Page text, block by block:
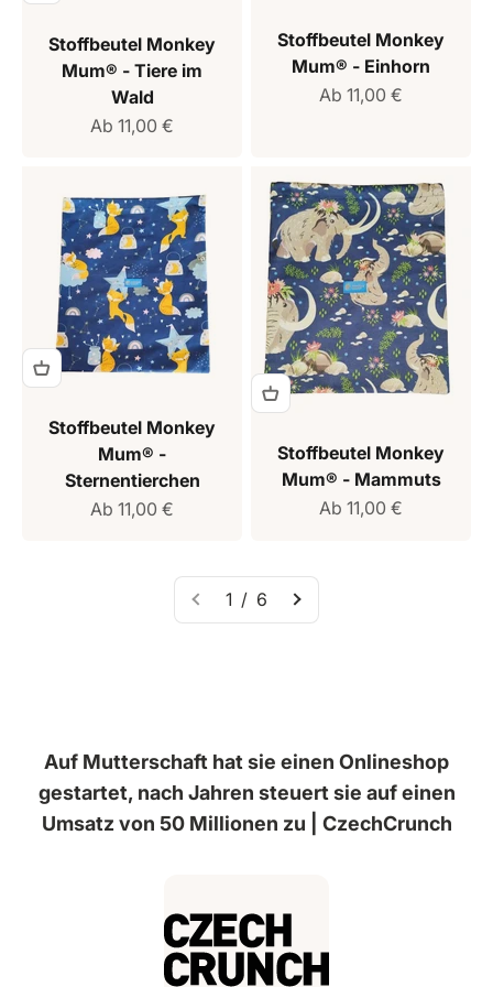
Stoffbeutel Monkey
Mum® - Tiere im
Wald
Verkaufspreis
Ab 11,00 €
Stoffbeutel Monkey
Mum® - Einhorn
Verkaufspreis
Ab 11,00 €
Stoffbeutel Monkey
Mum® -
Sternentierchen
Verkaufspreis
Ab 11,00 €
Stoffbeutel Monkey
Mum® - Mammuts
Verkaufspreis
Ab 11,00 €
1 / 6
Auf Mutterschaft hat sie einen Onlineshop
gestartet, nach Jahren steuert sie auf einen
Umsatz von 50 Millionen zu | CzechCrunch